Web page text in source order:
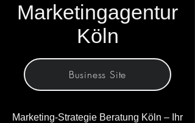
Marketingagentur
Köln
Business Site
Marketing-Strategie Beratung Köln – Ihr